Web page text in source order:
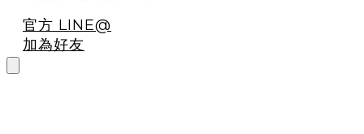
官方 LINE@
加為好友